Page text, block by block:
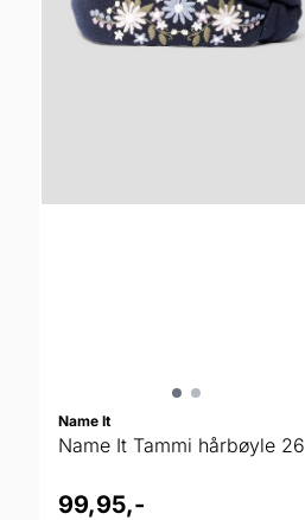
Name It
Name It Tammi hårbøyle 26
99,95,-